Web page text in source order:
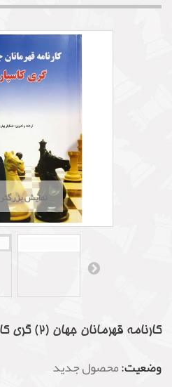
نمایش بزرگتر
کارنامه قهرمانان جهان (2) گری کاسپاروف
وضعیت:محصول جدید